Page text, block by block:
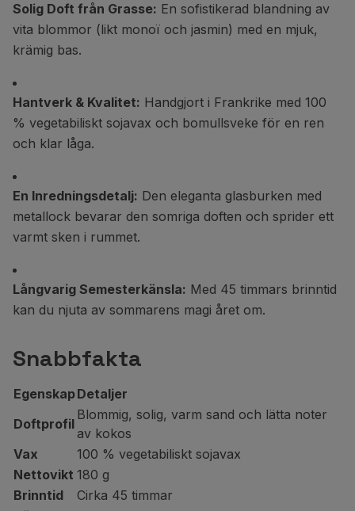
Solig Doft från Grasse: En sofistikerad blandning av
vita blommor (likt monoï och jasmin) med en mjuk,
krämig bas.
Hantverk & Kvalitet: Handgjort i Frankrike med 100
% vegetabiliskt sojavax och bomullsveke för en ren
och klar låga.
En Inredningsdetalj: Den eleganta glasburken med
metallock bevarar den somriga doften och sprider ett
varmt sken i rummet.
Långvarig Semesterkänsla: Med 45 timmars brinntid
kan du njuta av sommarens magi året om.
Snabbfakta
EgenskapDetaljer
Doftprofil
Blommig, solig, varm sand och lätta noter
av kokos
Vax
100 % vegetabiliskt sojavax
Nettovikt 180 g
Brinntid
Cirka 45 timmar